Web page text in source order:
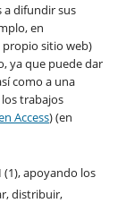
a difundir sus
en
sitio web)
ya que puede dar
como a una
trabajos
Access) (en
(1), apoyando los
distribuir,